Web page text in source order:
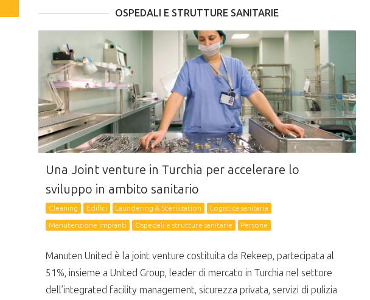
OSPEDALI E STRUTTURE SANITARIE
Una Joint venture in Turchia per accelerare lo
sviluppo in ambito sanitario
Cleaning Edifici Laundering & Sterilization
Logistica sanitaria
Manutenzione impianti
Ospedali e strutture sanitarie Persone
Manuten United è la joint venture costituita da Rekeep, partecipata al
51%, insieme a United Group, leader di mercato in Turchia nel settore
dell’integrated facility management, sicurezza privata, servizi di pulizia